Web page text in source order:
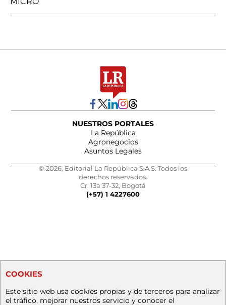
NUESTROS PORTALES
La República
Agronegocios
Asuntos Legales
© 2026, Editorial La República S.A.S. Todos los
derechos reservados.
Cr. 13a 37-32, Bogotá
(+57) 1 4227600
COOKIES
Este sitio web usa cookies propias y de terceros para analizar
el tráfico, mejorar nuestros servicio y conocer el